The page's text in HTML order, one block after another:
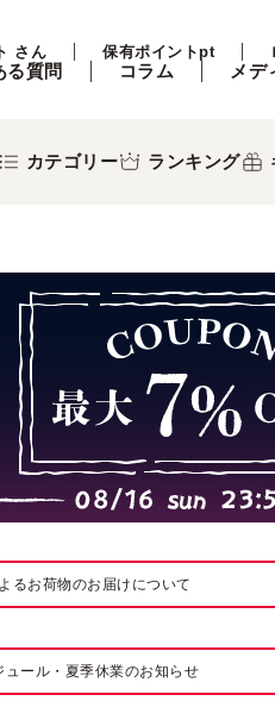
さん 保有ポイントpt
る質問 コラム メデ
カテゴリー ランキング
るお荷物のお届けについて
ール・夏季休業のお知らせ